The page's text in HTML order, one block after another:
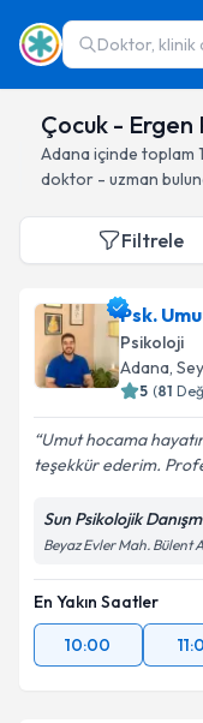
Doktor, klinik
Çocuk - Ergen
Adana içinde toplam
doktor - uzman
Filtrele
Psk.
Psikoloji
Adana,
5 (81
Umut hocama
teşekkür ederim.
Sun Psikolojik
Beyaz Evler Mah. Bülent
En Yakın Saatler
10:00